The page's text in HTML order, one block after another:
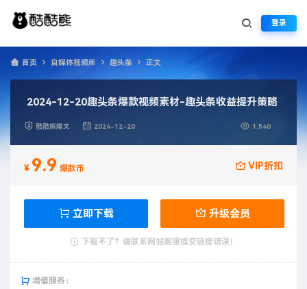
登录
首页 自媒体视频库 趣头条 正文
2024-12-20趣头条爆款视频素材-趣头条收益提升策略
酷酷熊爆文 2024-12-20 1,540
¥ 9.9 爆款币 VIP折扣
立即下载 升级会员
下载不了？请联系网站客服提交链接错误！
增值服务：